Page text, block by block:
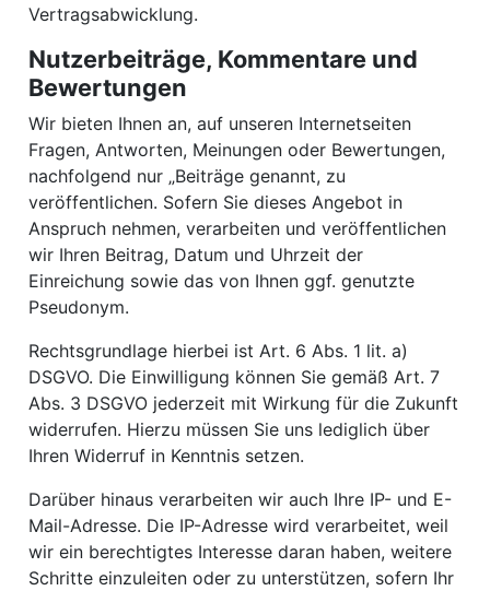
Vertragsabwicklung.
Nutzerbeiträge, Kommentare und
Bewertungen
Wir bieten Ihnen an, auf unseren Internetseiten
Fragen, Antworten, Meinungen oder Bewertungen,
nachfolgend nur „Beiträge genannt, zu
veröffentlichen. Sofern Sie dieses Angebot in
Anspruch nehmen, verarbeiten und veröffentlichen
wir Ihren Beitrag, Datum und Uhrzeit der
Einreichung sowie das von Ihnen ggf. genutzte
Pseudonym.
Rechtsgrundlage hierbei ist Art. 6 Abs. 1 lit. a)
DSGVO. Die Einwilligung können Sie gemäß Art. 7
Abs. 3 DSGVO jederzeit mit Wirkung für die Zukunft
widerrufen. Hierzu müssen Sie uns lediglich über
Ihren Widerruf in Kenntnis setzen.
Darüber hinaus verarbeiten wir auch Ihre IP- und E-
Mail-Adresse. Die IP-Adresse wird verarbeitet, weil
wir ein berechtigtes Interesse daran haben, weitere
Schritte einzuleiten oder zu unterstützen, sofern Ihr